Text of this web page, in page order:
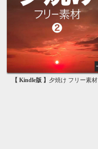
【 Kindle版 】 夕焼け フリー素材 2 無料で使える画像素材集